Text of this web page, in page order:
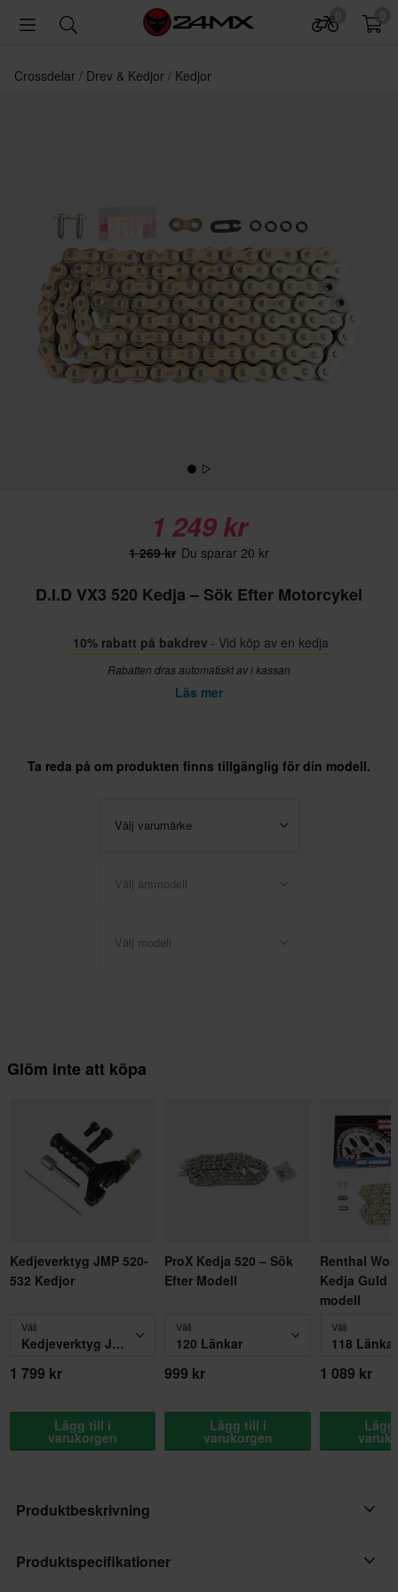
Crossdelar Drev & Kedjor Kedjor
1 249 kr
1 269 kr Du sparar 20 kr
D.I.D VX3 520 Kedja – Sök Efter Motorcykel
10% rabatt på bakdrev - Vid köp av en kedja
Rabatten dras automatiskt av i kassan
Läs mer
Ta reda på om produkten finns tillgänglig för din modell.
Välj varumärke
Välj årsmodell
Välj modell
Glöm inte att köpa
Kedjeverktyg JMP 520-
532 Kedjor
Välj
Kedjeverktyg JMP 520-532 Kedjor
1 799 kr
Lägg till i
varukorgen
ProX Kedja 520 – Sök
Efter Modell
Välj
120 Länkar
999 kr
Lägg till i
varukorgen
Renthal
Kedja Guld
modell
Välj
118 Länkar
1 089 kr
Produktbeskrivning
D.I.D:s X-ringskedjor har sin unika "X"-form som håller fast
Produktspecifikationer